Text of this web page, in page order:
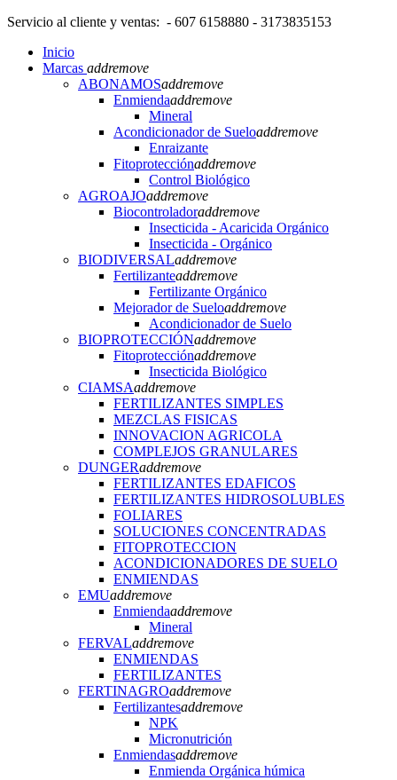
Servicio al cliente y ventas: - 607 6158880 - 3173835153
Inicio
Marcas addremove
ABONAMOSaddremove
Enmiendaaddremove
Mineral
Acondicionador de Sueloaddremove
Enraizante
Fitoprotecciónaddremove
Control Biológico
AGROAJOaddremove
Biocontroladoraddremove
Insecticida - Acaricida Orgánico
Insecticida - Orgánico
BIODIVERSALaddremove
Fertilizanteaddremove
Fertilizante Orgánico
Mejorador de Sueloaddremove
Acondicionador de Suelo
BIOPROTECCIÓNaddremove
Fitoprotecciónaddremove
Insecticida Biológico
CIAMSAaddremove
FERTILIZANTES SIMPLES
MEZCLAS FISICAS
INNOVACION AGRICOLA
COMPLEJOS GRANULARES
DUNGERaddremove
FERTILIZANTES EDAFICOS
FERTILIZANTES HIDROSOLUBLES
FOLIARES
SOLUCIONES CONCENTRADAS
FITOPROTECCION
ACONDICIONADORES DE SUELO
ENMIENDAS
EMUaddremove
Enmiendaaddremove
Mineral
FERVALaddremove
ENMIENDAS
FERTILIZANTES
FERTINAGROaddremove
Fertilizantesaddremove
NPK
Micronutrición
Enmiendasaddremove
Enmienda Orgánica húmica